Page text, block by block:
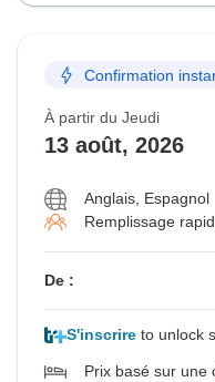
Confirmation
À partir du Jeudi
13 août, 2026
Anglais, Espagnol
Remplissage
De :
S'inscrire to unlock
Prix basé sur une